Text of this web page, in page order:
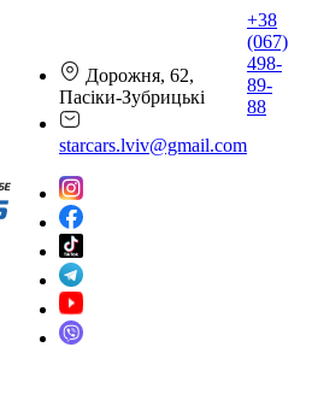
Дорожня, 62,
Пасіки-Зубрицькі
starcars.lviv@gmail.com
+38
(067)
498-
89-
88